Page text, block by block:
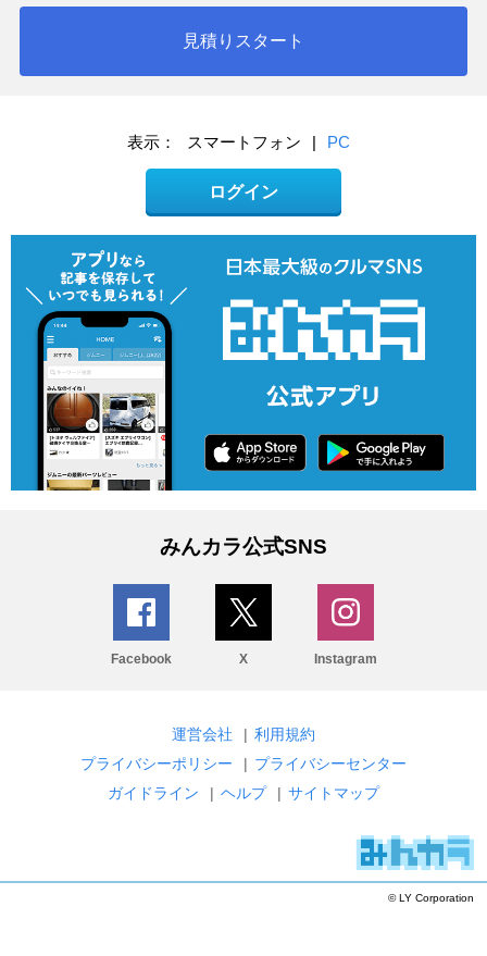
見積りスタート
表示： スマートフォン | PC
ログイン
みんカラ公式SNS
Facebook X Instagram
運営会社 | 利用規約
プライバシーポリシー
| プライバシーセンター
ガイドライン
| ヘルプ | サイトマップ
© LY Corporation